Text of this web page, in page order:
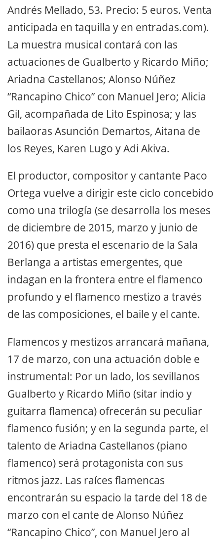
Andrés Mellado, 53. Precio: 5 euros. Venta
anticipada en taquilla y en entradas.com).
La muestra musical contará con las
actuaciones de Gualberto y Ricardo Miño;
Ariadna Castellanos; Alonso Núñez
“Rancapino Chico” con Manuel Jero; Alicia
Gil, acompañada de Lito Espinosa; y las
bailaoras Asunción Demartos, Aitana de
los Reyes, Karen Lugo y Adi Akiva.
El productor, compositor y cantante Paco
Ortega vuelve a dirigir este ciclo concebido
como una trilogía (se desarrolla los meses
de diciembre de 2015, marzo y junio de
2016) que presta el escenario de la Sala
Berlanga a artistas emergentes, que
indagan en la frontera entre el flamenco
profundo y el flamenco mestizo a través
de las composiciones, el baile y el cante.
Flamencos y mestizos arrancará mañana,
17 de marzo, con una actuación doble e
instrumental: Por un lado, los sevillanos
Gualberto y Ricardo Miño (sitar indio y
guitarra flamenca) ofrecerán su peculiar
flamenco fusión; y en la segunda parte, el
talento de Ariadna Castellanos (piano
flamenco) será protagonista con sus
ritmos jazz. Las raíces flamencas
encontrarán su espacio la tarde del 18 de
marzo con el cante de Alonso Núñez
“Rancapino Chico”, con Manuel Jero al